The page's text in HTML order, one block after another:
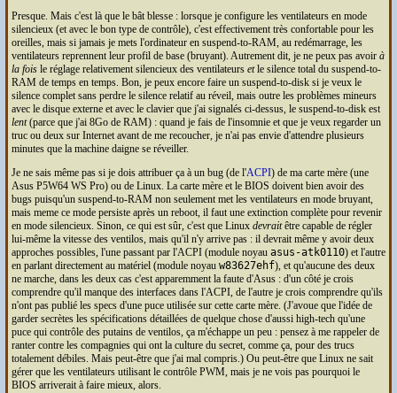
Presque. Mais c'est là que le bât blesse : lorsque je configure les ventilateurs en mode
silencieux (et avec le bon type de contrôle), c'est effectivement très confortable pour les
oreilles, mais si jamais je mets l'ordinateur en suspend-to-RAM, au redémarrage, les
ventilateurs reprennent leur profil de base (bruyant). Autrement dit, je ne peux pas avoir à
la foisle réglage relativement silencieux des ventilateurs etle silence total du suspend-to-
RAMde temps en temps. Bon, je peux encore faire un suspend-to-disk si je veux le
silence complet sans perdre le silence relatif au réveil, mais outre les problèmes mineurs
avec le disque externe et avec le clavier que j'ai signalés ci-dessus, le suspend-to-disk est
lent(parce que j'ai 8Go de RAM) : quand je fais de l'insomnie et que je veux regarder un
truc ou deux sur Internet avant de me recoucher, je n'ai pas envie d'attendre plusieurs
minutes que la machine daigne se réveiller.
Je ne sais même pas si je dois attribuer ça à un bug (de l'ACPI) de ma carte mère (une
Asus P5W64 WS Pro) ou de Linux. La carte mère et le BIOS doivent bien avoir des
bugs puisqu'un suspend-to-RAMnon seulement met les ventilateurs en mode bruyant,
mais meme ce mode persiste après un reboot, il faut une extinction complète pour revenir
en mode silencieux. Sinon, ce qui est sûr, c'est que Linux devraitêtre capable de régler
lui-même la vitesse des ventilos, mais qu'il n'y arrive pas : il devrait même y avoir deux
approches possibles, l'une passant par l'ACPI(module noyau asus-atk0110) et l'autre
en parlant directement au matériel (module noyau w83627ehf), et qu'aucune des deux
ne marche, dans les deux cas c'est apparemment la faute d'Asus : d'un côté je crois
comprendre qu'il manque des interfaces dans l'ACPI, de l'autre je crois comprendre qu'ils
n'ont pas publié les specs d'une puce utilisée sur cette carte mère. (J'avoue que l'idée de
garder secrètes les spécifications détaillées de quelque chose d'aussi high-tech qu'une
puce qui contrôle des putains de ventilos, ça m'échappe un peu : pensez à me rappeler de
ranter contre les compagnies qui ont la culture du secret, comme ça, pour des trucs
totalement débiles. Mais peut-être que j'ai mal compris.) Ou peut-être que Linux ne sait
gérer que les ventilateurs utilisant le contrôle PWM, mais je ne vois pas pourquoi le
BIOS arriverait à faire mieux, alors.